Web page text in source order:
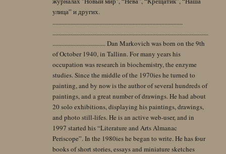
улица” и других.
......................................................................................
.......................................................................................................
................................... Dan Markovich was born on the 9th
of October 1940, in Tallinn. For many years his
occupation was research in biochemistry, the enzyme
studies. Since the middle of the 1970ies he turned to
painting, and by now is the author of several hundreds of
paintings, and a great number of drawings. He had about
20 solo exhibitions, displaying his paintings, drawings,
and photo still-lifes. He is an active web-user, and in
1997 started his “Literature and Arts Almanac
Periscope”. In the 1980ies he began to write. He has four
books of short stories, essays and miniature sketches